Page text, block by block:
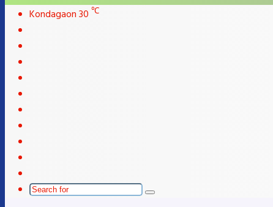
Kondagaon30 ℃
skin
Search